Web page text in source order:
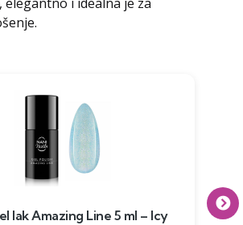
lak Amazing Line 5 ml – Icy